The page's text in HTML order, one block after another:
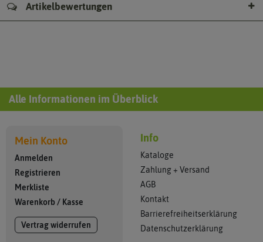
Artikelbewertungen
Alle Informationen im Überblick
Mein Konto
Anmelden
Registrieren
Merkliste
Warenkorb / Kasse
Vertrag widerrufen
Info
Kataloge
Zahlung + Versand
AGB
Kontakt
Barrierefreiheitserklärung
Datenschutzerklärung